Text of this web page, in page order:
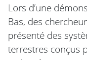
Lors d’une
Bas, des
présenté des
terrestres conçus